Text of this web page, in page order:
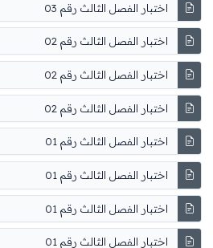
اختبار الفصل الثالث رقم 03
اختبار الفصل الثالث رقم 02
اختبار الفصل الثالث رقم 02
اختبار الفصل الثالث رقم 02
اختبار الفصل الثالث رقم 01
اختبار الفصل الثالث رقم 01
اختبار الفصل الثالث رقم 01
اختبار الفصل الثالث رقم 01